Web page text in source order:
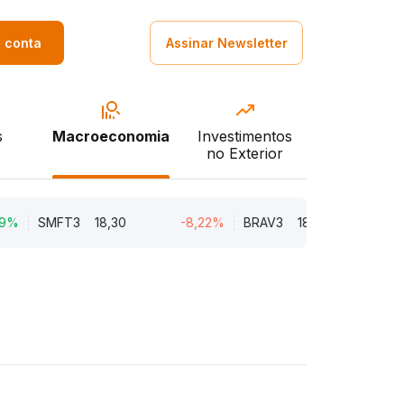
conta Assinar Newsletter
Macroeconomia
Investimentos
no Exterior
18,30 -8,22% BRAV3 18,76